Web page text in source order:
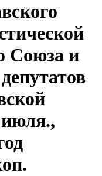
Союза и